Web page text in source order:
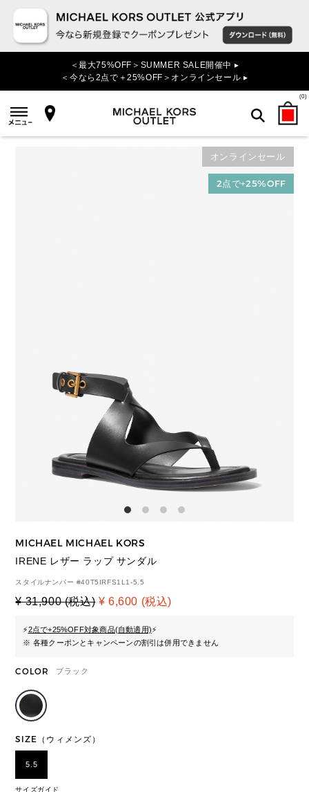
＜最大75%OFF＞SUMMER SALE開催中 ▸
＜今なら2点で＋25%OFF＞オンラインセール ▸
(0)
検索
オンラインセール
2点で+25%OFF
MICHAEL MICHAEL KORS
IRENE レザー ラップ サンダル
スタイルナンバー #40T5IRFS1L1-5.5
¥ 31,900 (税込) ¥ 6,600 (税込)
⚡2点で+25%OFF対象商品(自動適用)⚡
※ 各種クーポンとキャンペーンの割引は併用できません
COLOR ブラック
SIZE（ウィメンズ）
5.5
サイズガイド